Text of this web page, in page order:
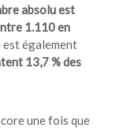
absolu est
1.110 en
est également
13,7 % des
une fois que